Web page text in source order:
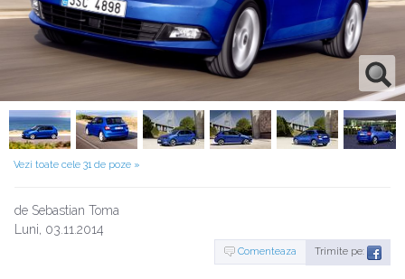
Vezi toate cele 31 de poze »
de Sebastian Toma
Luni, 03.11.2014
Comenteaza Trimite pe: